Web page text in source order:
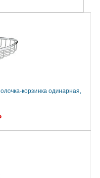
корзинка одинарная,